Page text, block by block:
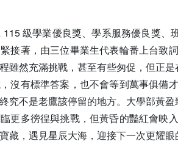
級學業優良獎、學系服務優良獎
接著，由三位畢業生代表輪番上台致
雖然充滿挑戰，甚至有些匆促，但正
沒有標準答案，也不會等到萬事俱備
究不是老鷹該停留的地方。大學部黃
更多徬徨與挑戰，但黃昏的豔紅會
藏，遇見星辰大海，迎接下一次更耀眼